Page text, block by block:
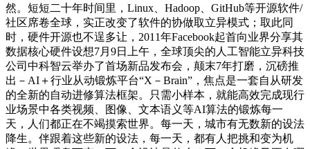
然。短短二十年时间里，Linux、Hadoop、GitHub等开源软件/
社区席卷全球，实正改变了软件的协做取立异模式；取此同
时，硬件开源也不逞多让，2011年Facebook起首向业界分享其
数据核心硬件设想7月9日上午，全球顶尖的人工智能立异科技
公司中科智云举办了首场新品发布会，颠末7年打磨，沉磅推
出－AI＋行业从动锻炼平台“X－Brain”，焦点是一套自从研发
的全新的自动进修算法框架。只需小样本，就能高效完成现行
业场景中各类视频、图像、文本语义等AI算法的锻炼每一
天，人们都正在不竭摸索世界。每一天，城市有无数新的设法
降生。伴跟着这些新的设法，每一天，都有人把挑和变为机